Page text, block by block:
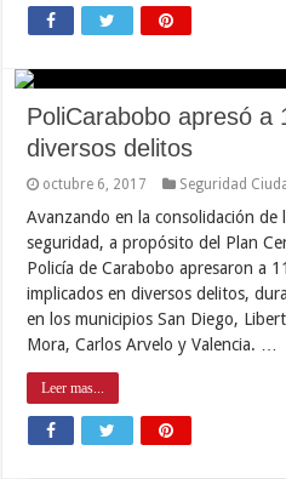
PoliCarabobo apresó a
diversos delitos
octubre 6, 2017 Seguridad
Avanzando en la consolidación de
seguridad, a propósito del Plan
Policía de Carabobo apresaron a
implicados en diversos delitos,
en los municipios San Diego,
Mora, Carlos Arvelo y Valencia. …
Leer mas...